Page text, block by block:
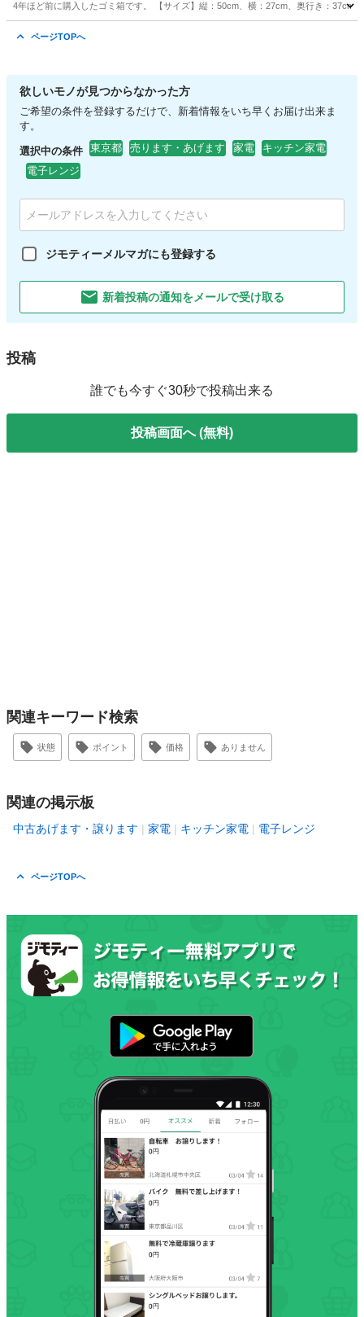
4年ほど前に購入したゴミ箱です。 【サイズ】縦：50cm、横：27cm、奥行き：
ページTOPへ
欲しいモノが見つからなかった方
ご希望の条件を登録するだけで、新着情報をいち早くお届け出来ま
す。
選択中の条件 東京都 売ります・あげます 家電
キッチン家電
電子レンジ
ジモティーメルマガにも登録する
新着投稿の通知をメールで受け取る
投稿
誰でも今すぐ30秒で投稿出来る
投稿画面へ (無料)
関連キーワード検索
状態 ポイント 価格 ありません
関連の掲示板
中古あげます・譲ります 家電 キッチン家電 電子レンジ
ページTOPへ